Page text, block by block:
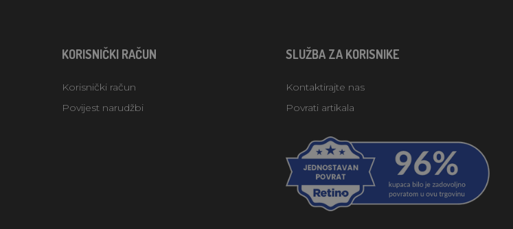
KORISNIČKI RAČUN
Korisnički račun
Povijest narudžbi
SLUŽBA ZA KORISNIKE
Kontaktirajte nas
Povrati artikala